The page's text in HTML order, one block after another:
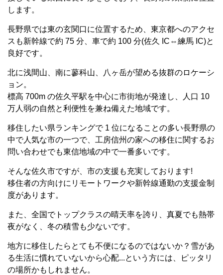
します。
長野県では東の玄関口に位置するため、東京都へのアクセ
スも新幹線で約 75 分、車で約 100 分(佐久 IC⇔練馬 IC)と
良好です。
北に浅間山、南に蓼科山、八ヶ岳が望める抜群のロケーシ
ョン。
標高 700m の佐久平駅を中心に市街地が発達し、人口 10
万人弱の自然と利便性を兼ね備えた地域です。
移住したい県ランキングで 1 位になることの多い長野県の
中で人気な市の一つで、工房信州の家への移住に関するお
問い合わせでも東信地域の中で一番多いです。
そんな佐久市ですが、市の支援も充実しております!
移住者の方向けにリモートワークや新幹線通勤の支援金制
度があります。
また、全国でトップクラスの晴天率を誇り、真夏でも熱帯
夜がなく、冬の積雪も少ないです。
地方に移住したらとても不便になるのではないか？雪があ
る生活に慣れていないから心配...という方には、ピッタリ
の場所かもしれません。